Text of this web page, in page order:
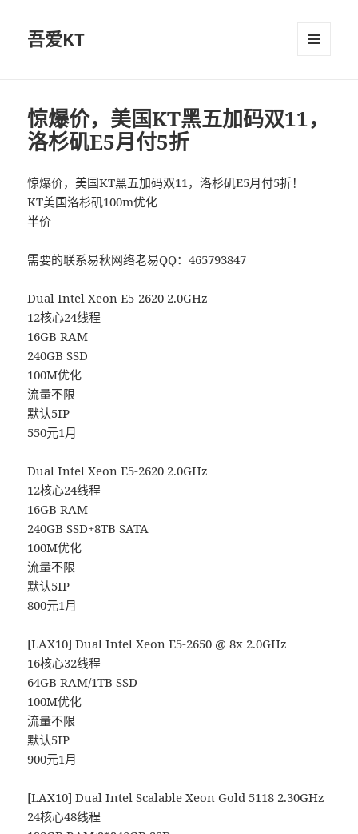
吾爱KT
惊爆价，美国KT黑五加码双11，
洛杉矶E5月付5折
惊爆价，美国KT黑五加码双11，洛杉矶E5月付5折！
KT美国洛杉矶100m优化
半价
需要的联系易秋网络老易QQ：465793847
Dual Intel Xeon E5-2620 2.0GHz
12核心24线程
16GB RAM
240GB SSD
100M优化
流量不限
默认5IP
550元1月
Dual Intel Xeon E5-2620 2.0GHz
12核心24线程
16GB RAM
240GB SSD+8TB SATA
100M优化
流量不限
默认5IP
800元1月
[LAX10] Dual Intel Xeon E5-2650 @ 8x 2.0GHz
16核心32线程
64GB RAM/1TB SSD
100M优化
流量不限
默认5IP
900元1月
[LAX10] Dual Intel Scalable Xeon Gold 5118 2.30GHz
24核心48线程